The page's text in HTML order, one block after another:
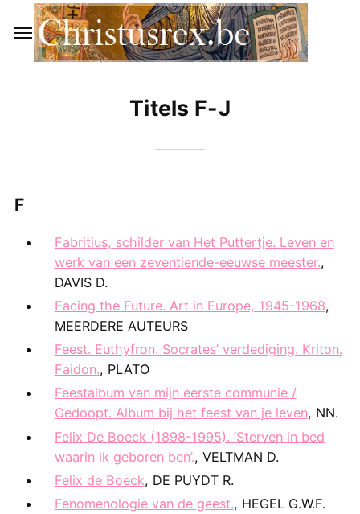
Titels F-J
F
Fabritius, schilder van Het Puttertje. Leven en
werk van een zeventiende-eeuwse meester.,
DAVIS D.
Facing the Future. Art in Europe, 1945-1968,
MEERDERE AUTEURS
Feest. Euthyfron. Socrates’ verdediging. Kriton.
Faidon., PLATO
Feestalbum van mijn eerste communie /
Gedoopt. Album bij het feest van je leven, NN.
Felix De Boeck (1898-1995). ‘Sterven in bed
waarin ik geboren ben’., VELTMAN D.
Felix de Boeck, DE PUYDT R.
Fenomenologie van de geest., HEGEL G.W.F.